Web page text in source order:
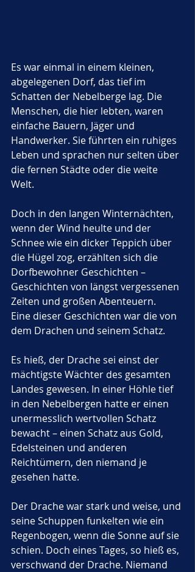
Es war einmal in einem kleinen,
abgelegenen Dorf, das tief im
Schatten der Nebelberge lag. Die
Menschen, die hier lebten, waren
einfache Bauern, Jäger und
Handwerker. Sie führten ein ruhiges
Leben und sprachen nur selten über
die fernen Städte oder die weite
Welt.
Doch in den langen Winternächten,
wenn der Wind heulte und der
Schnee wie ein dicker Teppich über
die Hügel zog, erzählten sich die
Dorfbewohner Geschichten –
Geschichten von längst vergessenen
Zeiten und großen Abenteuern.
Eine dieser Geschichten war die von
dem Drachen und seinem Schatz.
Es hieß, der Drache sei einst der
mächtigste Wächter des gesamten
Landes gewesen. In einer Höhle tief
in den Nebelbergen hatte er einen
unermesslich wertvollen Schatz
bewacht – einen Schatz aus Gold,
Edelsteinen und anderen
Reichtümern, den niemand je
gesehen hatte.
Der Drache war stark und weise, und
seine Schuppen funkelten wie ein
Regenbogen, wenn die Sonne auf sie
schien. Doch eines Tages, so hieß es,
verschwand der Drache. Niemand